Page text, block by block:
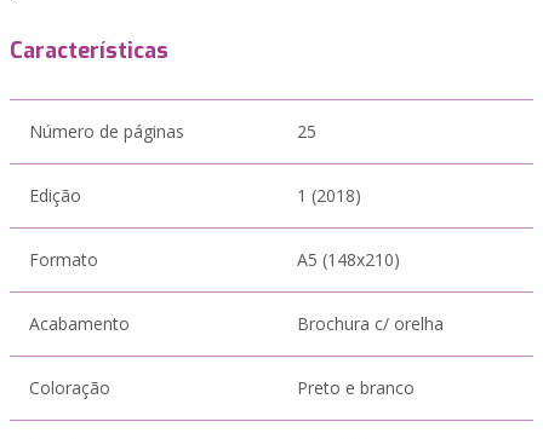
Características
Número de páginas 25
Edição 1 (2018)
Formato A5 (148x210)
Acabamento Brochura c/ orelha
Coloração Preto e branco